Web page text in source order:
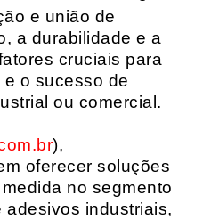
e união de
a durabilidade e a
cruciais para
o sucesso de
ou comercial.
),
oferecer soluções
no segmento
industriais,